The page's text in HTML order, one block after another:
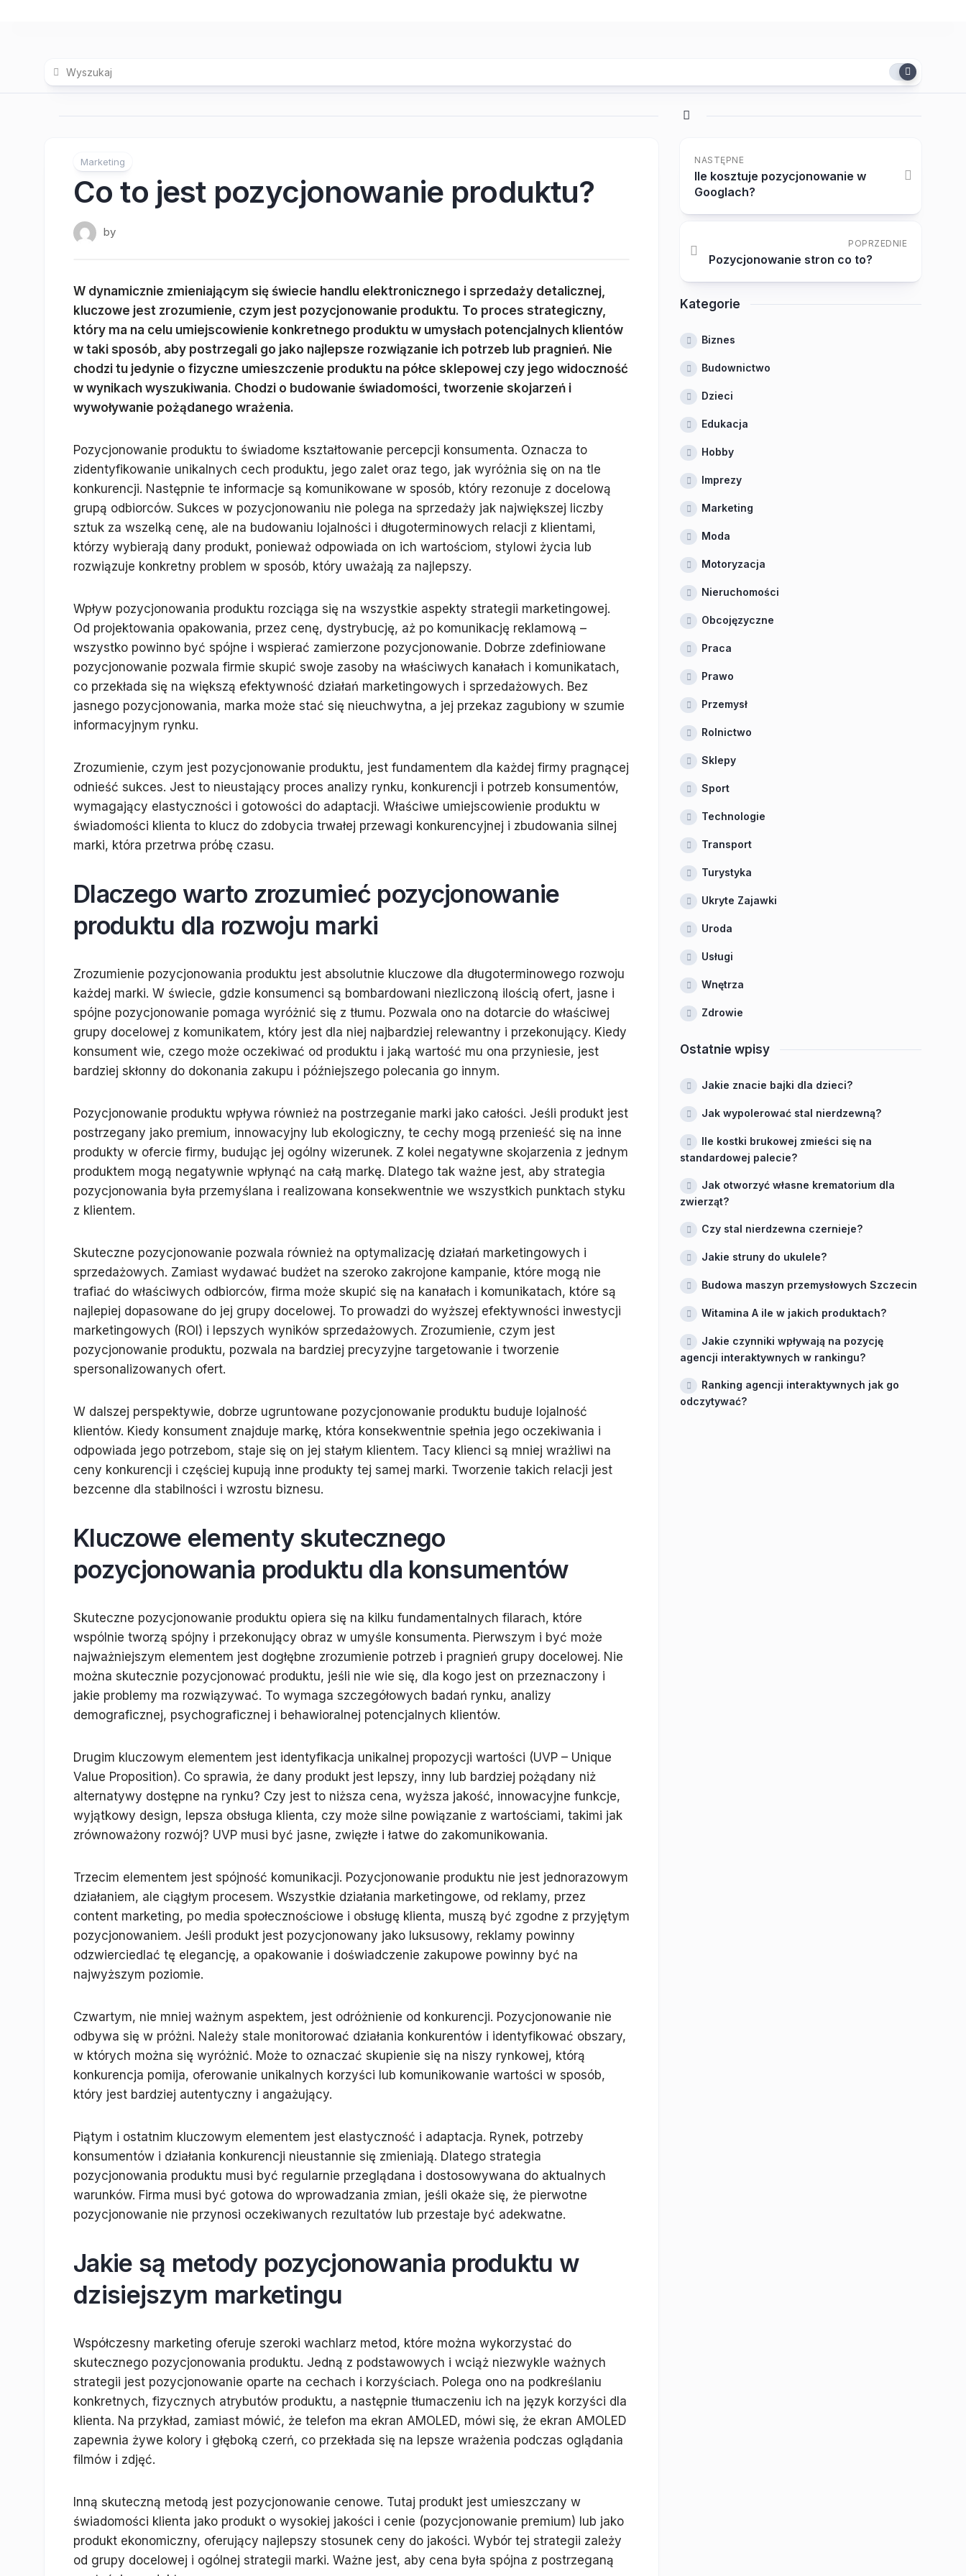
Marketing
Co to jest pozycjonowanie produktu?
by
W dynamicznie zmieniającym się świecie handlu elektronicznego i sprzedaży detalicznej,
kluczowe jest zrozumienie, czym jest pozycjonowanie produktu. To proces strategiczny,
który ma na celu umiejscowienie konkretnego produktu w umysłach potencjalnych klientów
w taki sposób, aby postrzegali go jako najlepsze rozwiązanie ich potrzeb lub pragnień. Nie
chodzi tu jedynie o fizyczne umieszczenie produktu na półce sklepowej czy jego widoczność
w wynikach wyszukiwania. Chodzi o budowanie świadomości, tworzenie skojarzeń i
wywoływanie pożądanego wrażenia.
Pozycjonowanie produktu to świadome kształtowanie percepcji konsumenta. Oznacza to
zidentyfikowanie unikalnych cech produktu, jego zalet oraz tego, jak wyróżnia się on na tle
konkurencji. Następnie te informacje są komunikowane w sposób, który rezonuje z docelową
grupą odbiorców. Sukces w pozycjonowaniu nie polega na sprzedaży jak największej liczby
sztuk za wszelką cenę, ale na budowaniu lojalności i długoterminowych relacji z klientami,
którzy wybierają dany produkt, ponieważ odpowiada on ich wartościom, stylowi życia lub
rozwiązuje konkretny problem w sposób, który uważają za najlepszy.
Wpływ pozycjonowania produktu rozciąga się na wszystkie aspekty strategii marketingowej.
Od projektowania opakowania, przez cenę, dystrybucję, aż po komunikację reklamową –
wszystko powinno być spójne i wspierać zamierzone pozycjonowanie. Dobrze zdefiniowane
pozycjonowanie pozwala firmie skupić swoje zasoby na właściwych kanałach i komunikatach,
co przekłada się na większą efektywność działań marketingowych i sprzedażowych. Bez
jasnego pozycjonowania, marka może stać się nieuchwytna, a jej przekaz zagubiony w szumie
informacyjnym rynku.
Zrozumienie, czym jest pozycjonowanie produktu, jest fundamentem dla każdej firmy pragnącej
odnieść sukces. Jest to nieustający proces analizy rynku, konkurencji i potrzeb konsumentów,
wymagający elastyczności i gotowości do adaptacji. Właściwe umiejscowienie produktu w
świadomości klienta to klucz do zdobycia trwałej przewagi konkurencyjnej i zbudowania silnej
marki, która przetrwa próbę czasu.
Dlaczego warto zrozumieć pozycjonowanie
produktu dla rozwoju marki
Zrozumienie pozycjonowania produktu jest absolutnie kluczowe dla długoterminowego rozwoju
każdej marki. W świecie, gdzie konsumenci są bombardowani niezliczoną ilością ofert, jasne i
spójne pozycjonowanie pomaga wyróżnić się z tłumu. Pozwala ono na dotarcie do właściwej
grupy docelowej z komunikatem, który jest dla niej najbardziej relewantny i przekonujący. Kiedy
konsument wie, czego może oczekiwać od produktu i jaką wartość mu ona przyniesie, jest
bardziej skłonny do dokonania zakupu i późniejszego polecania go innym.
Pozycjonowanie produktu wpływa również na postrzeganie marki jako całości. Jeśli produkt jest
postrzegany jako premium, innowacyjny lub ekologiczny, te cechy mogą przenieść się na inne
produkty w ofercie firmy, budując jej ogólny wizerunek. Z kolei negatywne skojarzenia z jednym
produktem mogą negatywnie wpłynąć na całą markę. Dlatego tak ważne jest, aby strategia
pozycjonowania była przemyślana i realizowana konsekwentnie we wszystkich punktach styku
z klientem.
Skuteczne pozycjonowanie pozwala również na optymalizację działań marketingowych i
sprzedażowych. Zamiast wydawać budżet na szeroko zakrojone kampanie, które mogą nie
trafiać do właściwych odbiorców, firma może skupić się na kanałach i komunikatach, które są
najlepiej dopasowane do jej grupy docelowej. To prowadzi do wyższej efektywności inwestycji
marketingowych (ROI) i lepszych wyników sprzedażowych. Zrozumienie, czym jest
pozycjonowanie produktu, pozwala na bardziej precyzyjne targetowanie i tworzenie
spersonalizowanych ofert.
W dalszej perspektywie, dobrze ugruntowane pozycjonowanie produktu buduje lojalność
klientów. Kiedy konsument znajduje markę, która konsekwentnie spełnia jego oczekiwania i
odpowiada jego potrzebom, staje się on jej stałym klientem. Tacy klienci są mniej wrażliwi na
ceny konkurencji i częściej kupują inne produkty tej samej marki. Tworzenie takich relacji jest
bezcenne dla stabilności i wzrostu biznesu.
Kluczowe elementy skutecznego
pozycjonowania produktu dla konsumentów
Skuteczne pozycjonowanie produktu opiera się na kilku fundamentalnych filarach, które
wspólnie tworzą spójny i przekonujący obraz w umyśle konsumenta. Pierwszym i być może
najważniejszym elementem jest dogłębne zrozumienie potrzeb i pragnień grupy docelowej. Nie
można skutecznie pozycjonować produktu, jeśli nie wie się, dla kogo jest on przeznaczony i
jakie problemy ma rozwiązywać. To wymaga szczegółowych badań rynku, analizy
demograficznej, psychograficznej i behawioralnej potencjalnych klientów.
Drugim kluczowym elementem jest identyfikacja unikalnej propozycji wartości (UVP – Unique
Value Proposition). Co sprawia, że dany produkt jest lepszy, inny lub bardziej pożądany niż
alternatywy dostępne na rynku? Czy jest to niższa cena, wyższa jakość, innowacyjne funkcje,
wyjątkowy design, lepsza obsługa klienta, czy może silne powiązanie z wartościami, takimi jak
zrównoważony rozwój? UVP musi być jasne, zwięzłe i łatwe do zakomunikowania.
Trzecim elementem jest spójność komunikacji. Pozycjonowanie produktu nie jest jednorazowym
działaniem, ale ciągłym procesem. Wszystkie działania marketingowe, od reklamy, przez
content marketing, po media społecznościowe i obsługę klienta, muszą być zgodne z przyjętym
pozycjonowaniem. Jeśli produkt jest pozycjonowany jako luksusowy, reklamy powinny
odzwierciedlać tę elegancję, a opakowanie i doświadczenie zakupowe powinny być na
najwyższym poziomie.
Czwartym, nie mniej ważnym aspektem, jest odróżnienie od konkurencji. Pozycjonowanie nie
odbywa się w próżni. Należy stale monitorować działania konkurentów i identyfikować obszary,
w których można się wyróżnić. Może to oznaczać skupienie się na niszy rynkowej, którą
konkurencja pomija, oferowanie unikalnych korzyści lub komunikowanie wartości w sposób,
który jest bardziej autentyczny i angażujący.
Piątym i ostatnim kluczowym elementem jest elastyczność i adaptacja. Rynek, potrzeby
konsumentów i działania konkurencji nieustannie się zmieniają. Dlatego strategia
pozycjonowania produktu musi być regularnie przeglądana i dostosowywana do aktualnych
warunków. Firma musi być gotowa do wprowadzania zmian, jeśli okaże się, że pierwotne
pozycjonowanie nie przynosi oczekiwanych rezultatów lub przestaje być adekwatne.
Jakie są metody pozycjonowania produktu w
dzisiejszym marketingu
Współczesny marketing oferuje szeroki wachlarz metod, które można wykorzystać do
skutecznego pozycjonowania produktu. Jedną z podstawowych i wciąż niezwykle ważnych
strategii jest pozycjonowanie oparte na cechach i korzyściach. Polega ono na podkreślaniu
konkretnych, fizycznych atrybutów produktu, a następnie tłumaczeniu ich na język korzyści dla
klienta. Na przykład, zamiast mówić, że telefon ma ekran AMOLED, mówi się, że ekran AMOLED
zapewnia żywe kolory i głęboką czerń, co przekłada się na lepsze wrażenia podczas oglądania
filmów i zdjęć.
Inną skuteczną metodą jest pozycjonowanie cenowe. Tutaj produkt jest umieszczany w
świadomości klienta jako produkt o wysokiej jakości i cenie (pozycjonowanie premium) lub jako
produkt ekonomiczny, oferujący najlepszy stosunek ceny do jakości. Wybór tej strategii zależy
od grupy docelowej i ogólnej strategii marki. Ważne jest, aby cena była spójna z postrzeganą
NASTĘPNE
Ile kosztuje pozycjonowanie w
Googlach?
POPRZEDNIE
Pozycjonowanie stron co to?
Kategorie
Biznes
Budownictwo
Dzieci
Edukacja
Hobby
Imprezy
Marketing
Moda
Motoryzacja
Nieruchomości
Obcojęzyczne
Praca
Prawo
Przemysł
Rolnictwo
Sklepy
Sport
Technologie
Transport
Turystyka
Ukryte Zajawki
Uroda
Usługi
Wnętrza
Zdrowie
Ostatnie wpisy
Jakie znacie bajki dla dzieci?
Jak wypolerować stal nierdzewną?
Ile kostki brukowej zmieści się na
standardowej palecie?
Jak otworzyć własne krematorium dla
zwierząt?
Czy stal nierdzewna czernieje?
Jakie struny do ukulele?
Budowa maszyn przemysłowych Szczecin
Witamina A ile w jakich produktach?
Jakie czynniki wpływają na pozycję
agencji interaktywnych w rankingu?
Ranking agencji interaktywnych jak go
odczytywać?